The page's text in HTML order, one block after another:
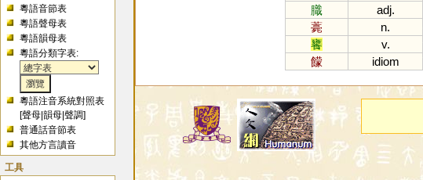
粵語音節表
粵語聲母表
粵語韻母表
粵語分類字表:
粵語注音系統對照表
[聲母 |韻母 |聲調]
普通話音節表
其他方言讀音
工具
膱
adj.
薧
n.
饔
v.
饛
idiom